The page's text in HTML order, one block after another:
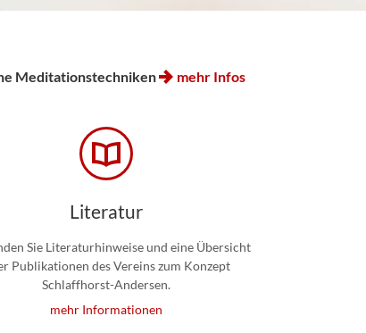
Meditationstechniken mehr Infos
Literatur
Sie Literaturhinweise und eine Übersicht
Publikationen des Vereins zum Konzept
Schlaffhorst-Andersen.
mehr Informationen